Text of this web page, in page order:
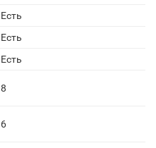
Есть
Есть
Есть
8
6